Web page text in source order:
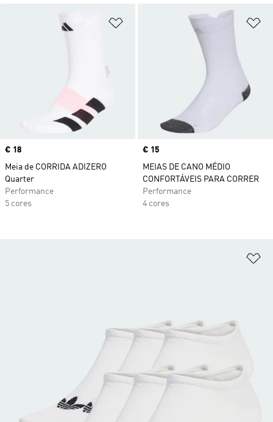
Adicionar à Lista de Desejos
Price
€ 18
Meia de CORRIDA ADIZERO
Quarter
Performance
5 cores
Price
€ 15
MEIAS DE CANO MÉDIO
CONFORTÁVEIS PARA CORRER
Performance
4 cores